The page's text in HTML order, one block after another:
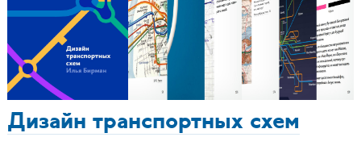
Дизайн транспортных схем